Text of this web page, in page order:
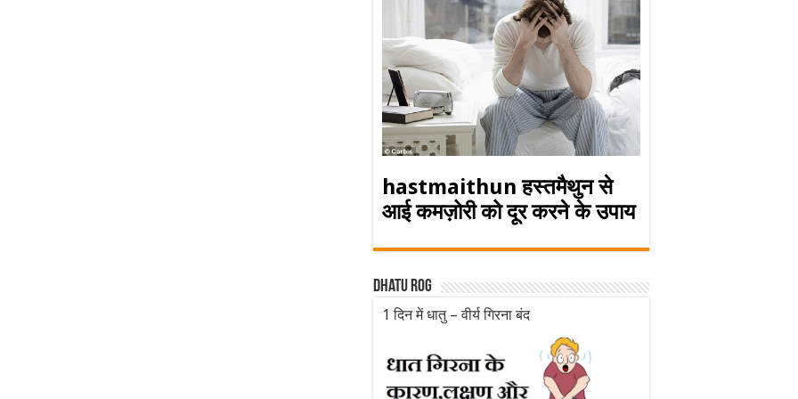
hastmaithun हस्तमैथुन से
आई कमज़ोरी को दूर करने के उपाय
Dhatu rog
1 दिन में धातु – वीर्य गिरना बंद